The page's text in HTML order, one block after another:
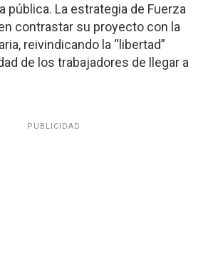
pública. La estrategia de Fuerza
contrastar su proyecto con la
reivindicando la “libertad”
de los trabajadores de llegar a
PUBLICIDAD